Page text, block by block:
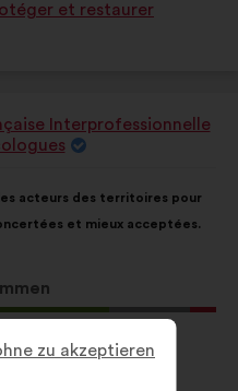
in:
et restaurer
Interprofessionnelle
acteurs des territoires pour
et mieux acceptées.
Neutral18 %
zu akzeptieren